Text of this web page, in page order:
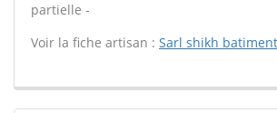
partielle -
Voir la fiche artisan : Sarl shikh batiment